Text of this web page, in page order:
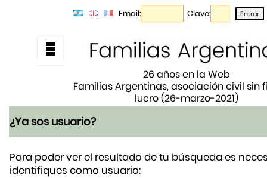
Email: Clave:
26 años en la Web
Familias Argentinas, asociación civil sin
lucro (26-marzo-2021)
¿Ya sos usuario?
Para poder ver el resultado de tu búsqueda es
identifiques como usuario: